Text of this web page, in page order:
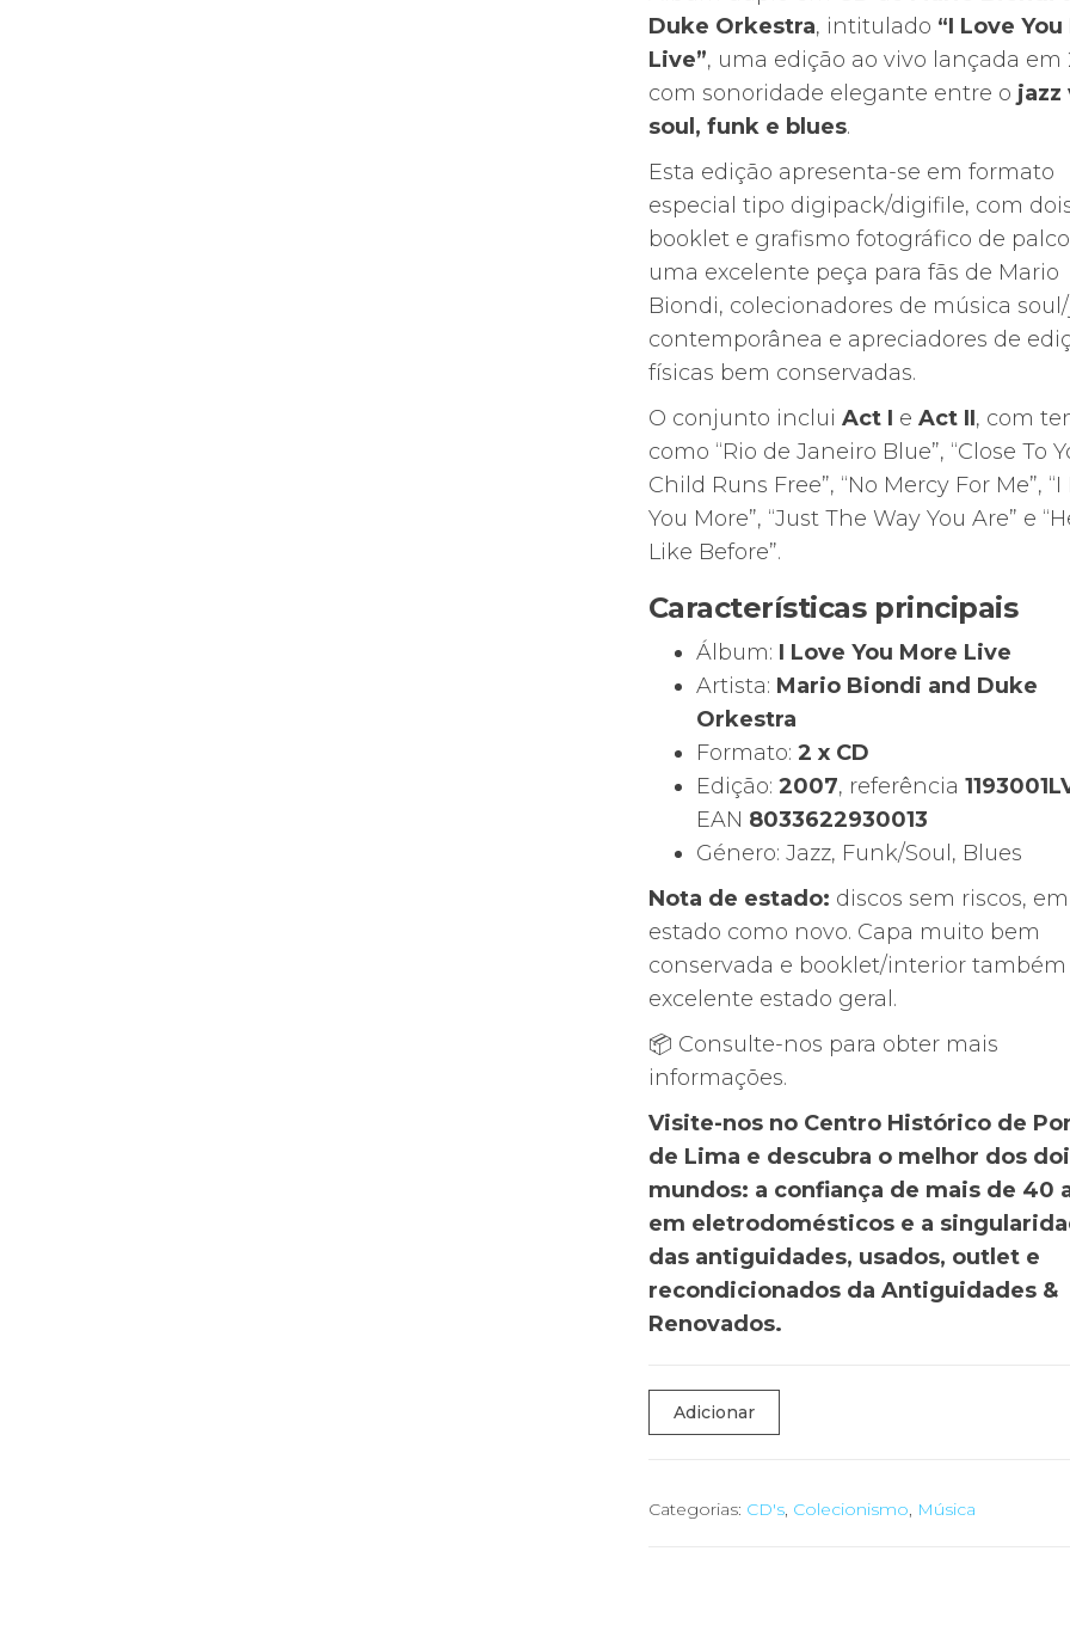
original
34,99€.
atual
é:
26,11€.
Duke Orkestra, intitulado “I Love
Live”, uma edição ao vivo lançada em
com sonoridade elegante entre o jazz
soul, funk e blues.
Esta edição apresenta-se em formato
especial tipo digipack/digifile, com
booklet e grafismo fotográfico de
uma excelente peça para fãs de Mario
Biondi, colecionadores de música
contemporânea e apreciadores de
físicas bem conservadas.
O conjunto inclui Act I e Act II, com
como “Rio de Janeiro Blue”, “Close To
Child Runs Free”, “No Mercy For Me”, “I
You More”, “Just The Way You Are” e
Like Before”.
Características principais
Álbum: I Love You More Live
Artista: Mario Biondi and Duke
Orkestra
Formato: 2 x CD
Edição: 2007, referência
EAN 8033622930013
Género: Jazz, Funk/Soul, Blues
Nota de estado: discos sem riscos, em
estado como novo. Capa muito bem
conservada e booklet/interior também
excelente estado geral.
📦 Consulte-nos para obter mais
informações.
Visite-nos no Centro Histórico de
de Lima e descubra o melhor dos
mundos: a confiança de mais de 40
em eletrodomésticos e a
das antiguidades, usados, outlet e
recondicionados da Antiguidades &
Renovados.
Quantidade
de
CD
Adicionar
Categorias: CD's, Colecionismo, Música